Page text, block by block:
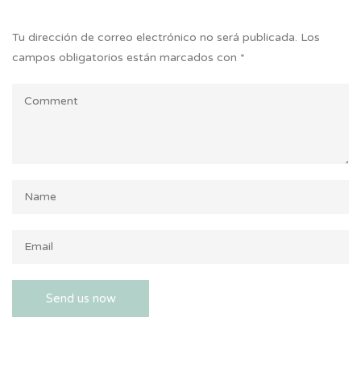
Tu dirección de correo electrónico no será publicada. Los
campos obligatorios están marcados con *